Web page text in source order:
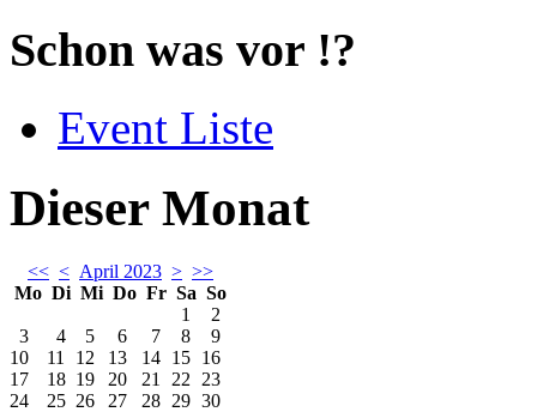
Schon was vor !?
Event Liste
Dieser Monat
<< < April 2023 > >>
Mo Di Mi Do Fr Sa So
1
2
3
4 5 6 7 8
9
10
11 12 13 14 15 16
17
18 19 20 21 22
23
24
25 26 27 28 29 30